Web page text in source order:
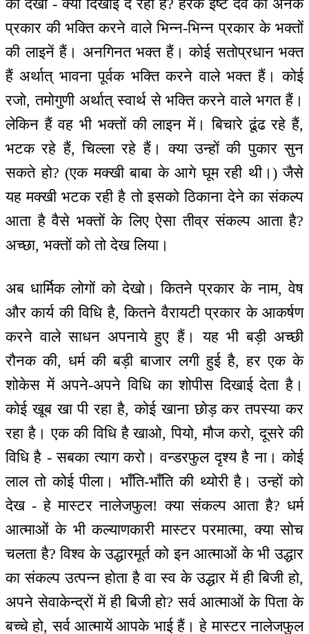
को देखो - क्या दिखाई दे रहा है? हरेक ईष्ट देव की अनेक
प्रकार की भक्ति करने वाले भिन्न-भिन्न प्रकार के भक्तों
की लाइनें हैं। अनगिनत भक्त हैं। कोई सतोप्रधान भक्त
हैं अर्थात् भावना पूर्वक भक्ति करने वाले भक्त हैं। कोई
रजो, तमोगुणी अर्थात् स्वार्थ से भक्ति करने वाले भगत हैं।
लेकिन हैं वह भी भक्तों की लाइन में। बिचारे ढूंढ रहे हैं,
भटक रहे हैं, चिल्ला रहे हैं। क्या उन्हों की पुकार सुन
सकते हो? (एक मक्खी बाबा के आगे घूम रही थी।) जैसे
यह मक्खी भटक रही है तो इसको ठिकाना देने का संकल्प
आता है वैसे भक्तों के लिए ऐसा तीव्र संकल्प आता है?
अच्छा, भक्तों को तो देख लिया।
अब धार्मिक लोगों को देखो। कितने प्रकार के नाम, वेष
और कार्य की विधि है, कितने वैरायटी प्रकार के आकर्षण
करने वाले साधन अपनाये हुए हैं। यह भी बड़ी अच्छी
रौनक की, धर्म की बड़ी बाजार लगी हुई है, हर एक के
शोकेस में अपने-अपने विधि का शोपीस दिखाई देता है।
कोई खूब खा पी रहा है, कोई खाना छोड़ कर तपस्या कर
रहा है। एक की विधि है खाओ, पियो, मौज करो, दूसरे की
विधि है - सबका त्याग करो। वन्डरफुल दृश्य है ना। कोई
लाल तो कोई पीला। भाँति-भाँति की थ्योरी है। उन्हों को
देख - हे मास्टर नालेजफुल! क्या संकल्प आता है? धर्म
आत्माओं के भी कल्याणकारी मास्टर परमात्मा, क्या सोच
चलता है? विश्व के उद्धारमूर्त को इन आत्माओं के भी उद्धार
का संकल्प उत्पन्न होता है वा स्व के उद्धार में ही बिजी हो,
अपने सेवाकेन्‍द्रों में ही बिजी हो? सर्व आत्माओं के पिता के
बच्चे हो, सर्व आत्मायें आपके भाई हैं। हे मास्टर नालेजफुल